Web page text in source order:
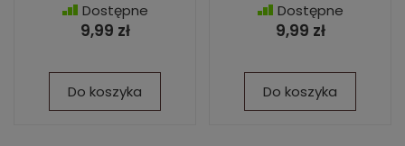
Dostępne
9,99 zł
Do koszyka
Dostępne
9,99 zł
Do koszyka